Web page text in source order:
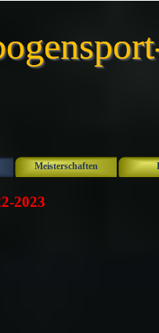
▼
Meisterschaften
2023